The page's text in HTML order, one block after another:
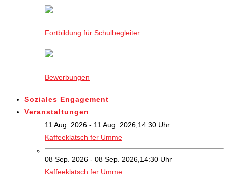
Fortbildung für Schulbegleiter
Bewerbungen
Soziales Engagement
Veranstaltungen
11 Aug. 2026 - 11 Aug. 2026,14:30 Uhr
Kaffeeklatsch fer Umme
08 Sep. 2026 - 08 Sep. 2026,14:30 Uhr
Kaffeeklatsch fer Umme